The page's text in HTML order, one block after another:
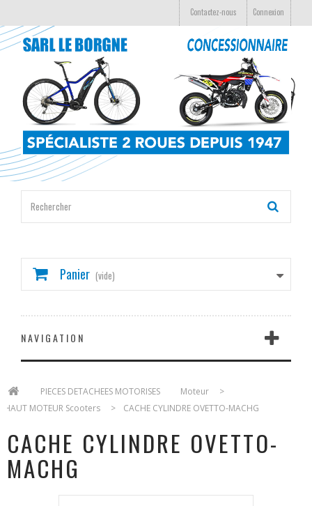
Connexion
Contactez-nous
Panier (vide)
NAVIGATION
PIECES DETACHEES MOTORISES Moteur
>
HAUT MOTEUR Scooters
> CACHE CYLINDRE OVETTO-MACHG
CACHE CYLINDRE OVETTO-
MACHG